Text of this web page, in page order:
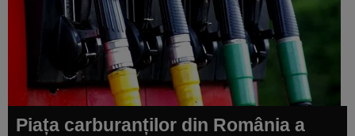
Piața carburanților din România a